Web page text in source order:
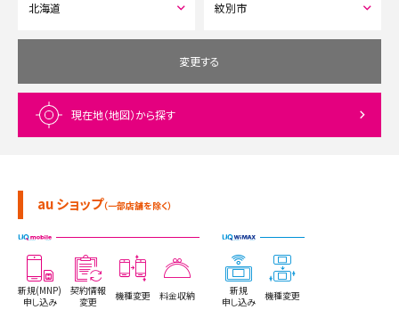
データチャージサイト
変更する
現在地（地図）から探す
au ショップ（一部店舗を除く）
新規(MNP)
申し込み
契約情報
変更
機種変更 料金収納
新規
申し込み
機種変更